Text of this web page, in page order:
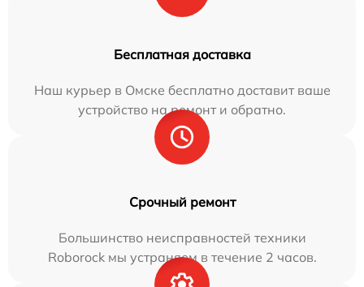
Бесплатная доставка
Наш курьер в Омске бесплатно доставит ваше
устройство на ремонт и обратно.
Срочный ремонт
Большинство неисправностей техники
Roborock мы устраняем в течение 2 часов.